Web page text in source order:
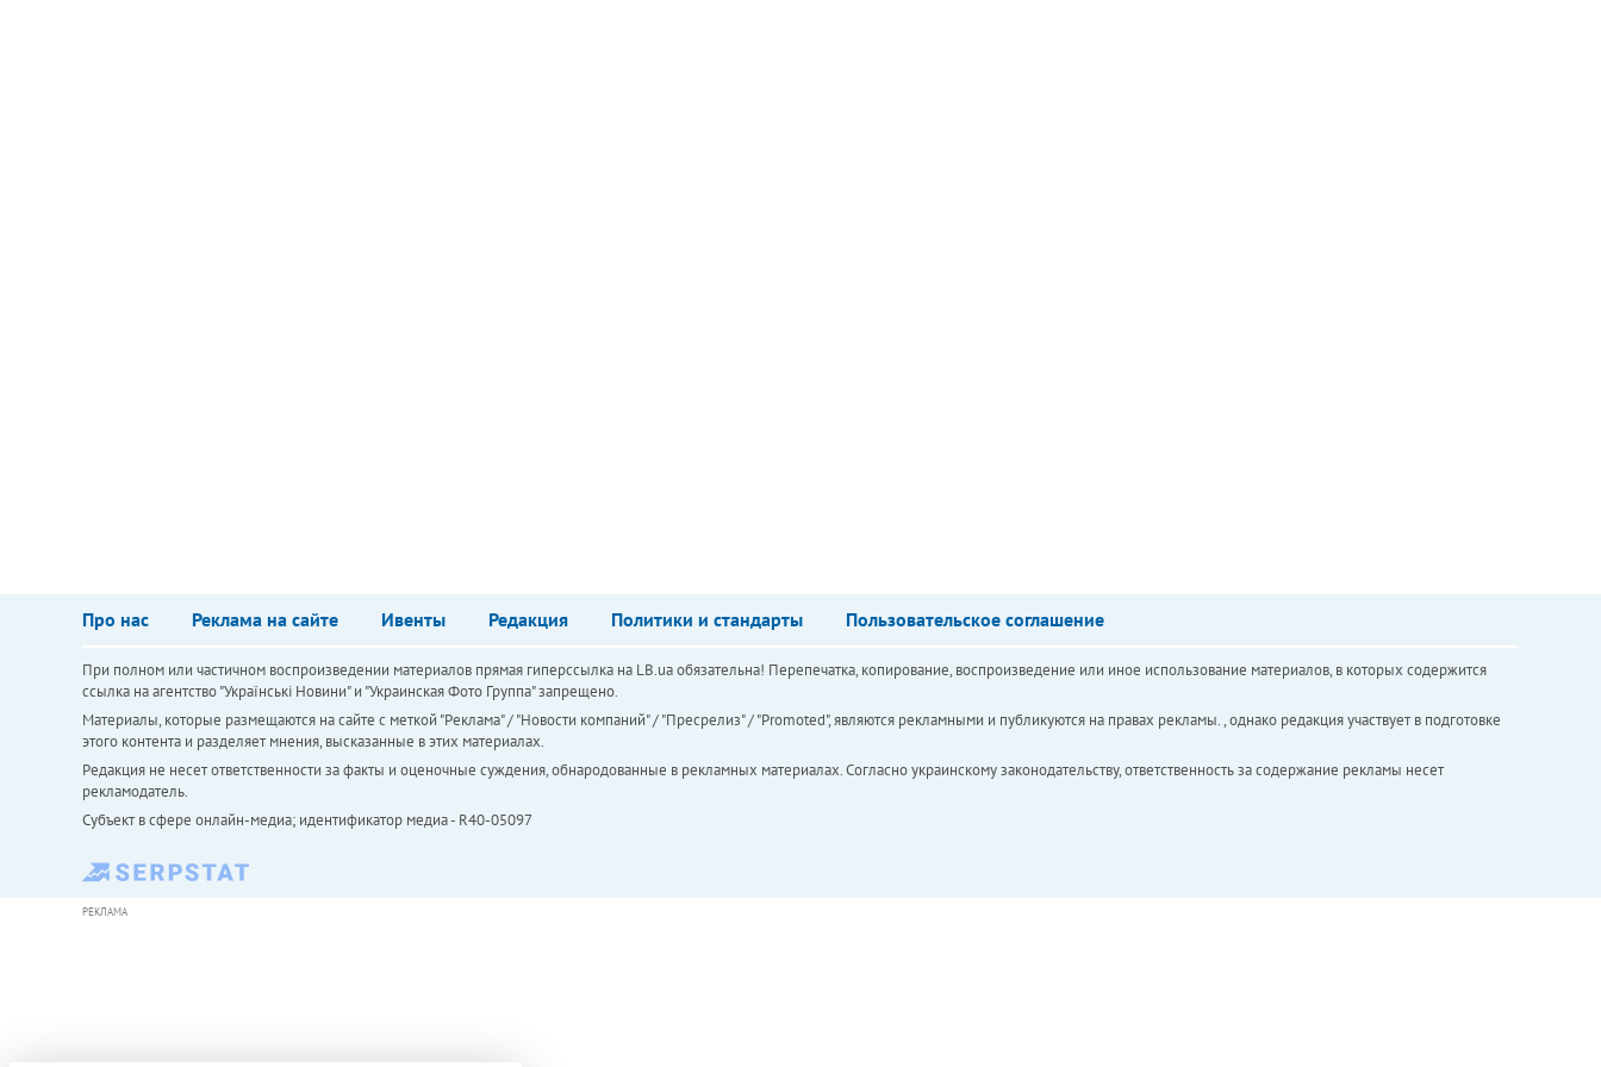
Про нас Реклама на сайте Ивенты Редакция Политики и стандарты Пользовательское соглашение
При полном или частичном воспроизведении материалов прямая гиперссылка на LB.ua обязательна! Перепечатка, копирование, воспроизведение или иное использование материалов, в которых содержится
ссылка на агентство "Українськi Новини" и "Украинская Фото Группа" запрещено.
Материалы, которые размещаются на сайте с меткой "Реклама" / "Новости компаний" / "Пресрелиз" / "Promoted", являются рекламными и публикуются на правах рекламы. , однако редакция участвует в подготовке
этого контента и разделяет мнения, высказанные в этих материалах.
Редакция не несет ответственности за факты и оценочные суждения, обнародованные в рекламных материалах. Согласно украинскому законодательству, ответственность за содержание рекламы несет
рекламодатель.
Субъект в сфере онлайн-медиа; идентификатор медиа - R40-05097
РЕКЛАМА